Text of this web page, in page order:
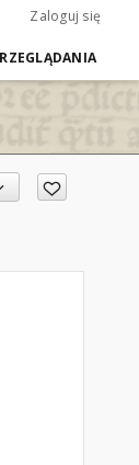
Zaloguj się